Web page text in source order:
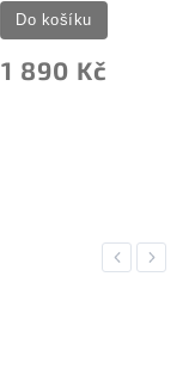
1 890 Kč
Do košíku
Previous
Next